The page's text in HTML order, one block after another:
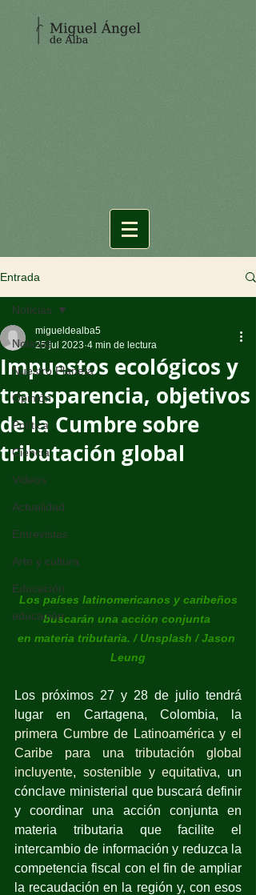
Entrada
Noticias
Nuestro Planeta
Opinión
Política
Ciencia
Videos
Actualidad
Entrevistas
Arte y cultura
Educación
educación
Noticias
Impuestos ecológicos y
transparencia, objetivos
de la Cumbre sobre
tributación global
migueldealba5
25 jul 2023 4 min de lectura
buscarán una acción conjunta
en materia tributaria. / Unsplash / Jason
Leung
Los próximos 27 y 28 de julio tendrá
primera Cumbre de Latinoamérica y el
Caribe para una tributación global
incluyente, sostenible y equitativa, un
cónclave ministerial que buscará definir
y coordinar una acción conjunta en
materia tributaria que facilite el
intercambio de información y reduzca la
competencia fiscal con el fin de ampliar
la recaudación en la región y, con esos